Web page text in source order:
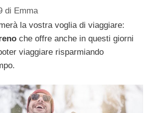
di Emma
la vostra voglia di viaggiare:
che offre anche in questi giorni
viaggiare risparmiando